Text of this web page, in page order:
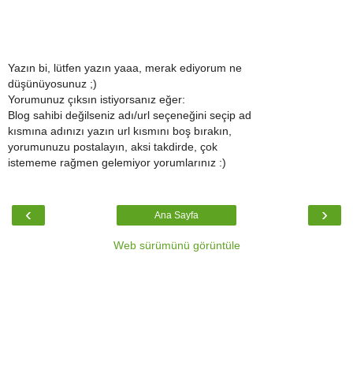
Yazın bi, lütfen yazın yaaa, merak ediyorum ne
düşünüyosunuz ;)
Yorumunuz çıksın istiyorsanız eğer:
Blog sahibi değilseniz adı/url seçeneğini seçip ad
kısmına adınızı yazın url kısmını boş bırakın,
yorumunuzu postalayın, aksi takdirde, çok
istememe rağmen gelemiyor yorumlarınız :)
‹ ›
Ana Sayfa
Web sürümünü görüntüle